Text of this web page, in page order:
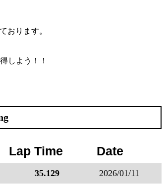
おります。
しよう！！
Lap Time Date
35.129 2026/01/11